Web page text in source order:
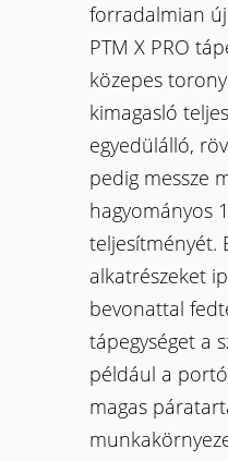
forradalmian új
PTM X PRO
közepes
kimagasló
egyedülálló,
pedig messze
hagyományos
teljesítményét.
alkatrészeket
bevonattal
tápegységet a
például a
magas